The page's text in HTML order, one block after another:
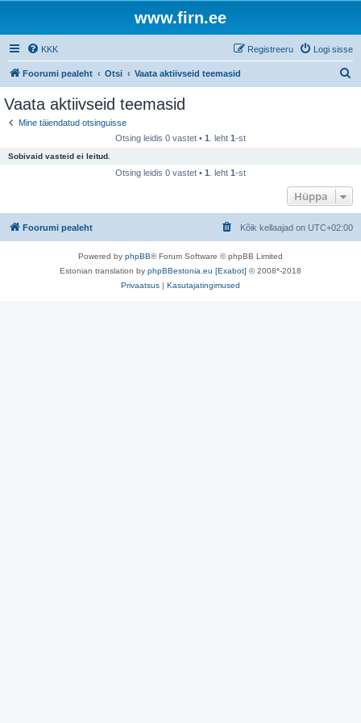
www.firn.ee
KKK Logi sisse
Registreeru
Foorumi pealeht Otsi Vaata aktiivseid teemasid
Vaata aktiivseid teemasid
Mine täiendatud otsinguisse
Otsing leidis 0 vastet • 1 . leht 1-st
Sobivaid vasteid ei leitud.
Otsing leidis 0 vastet • 1 . leht 1-st
Hüppa
Foorumi pealeht Kõik kellaajad on UTC+02:00
Powered by phpBB® Forum Software © phpBB Limited
Estonian translation by phpBBestonia.eu [Exabot] © 2008*-2018
Privaatsus | Kasutajatingimused